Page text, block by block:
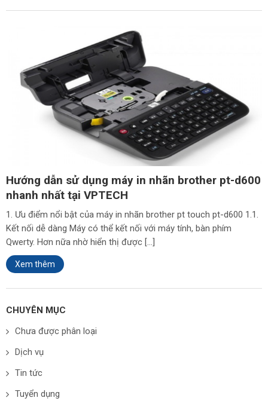
Hướng dẫn sử dụng máy in nhãn brother pt-d600
nhanh nhất tại VPTECH
1. Ưu điểm nổi bật của máy in nhãn brother pt touch pt-d600 1.1.
Kết nối dễ dàng Máy có thể kết nối với máy tính, bàn phím
Qwerty. Hơn nữa nhờ hiển thị được […]
Xem thêm
CHUYÊN MỤC
Chưa được phân loại
Dịch vụ
Tin tức
Tuyển dụng